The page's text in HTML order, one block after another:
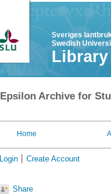
Sveriges
Swedish
Library
Epsilon Archive for
Home
Login Create Account
Share